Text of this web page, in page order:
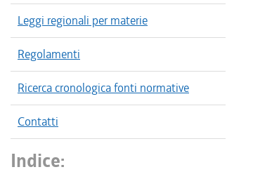
Leggi regionali per materie
Regolamenti
Ricerca cronologica fonti normative
Contatti
Indice: